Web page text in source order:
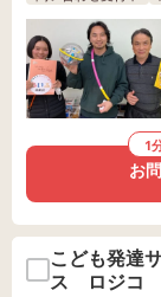
1
お
こども発達
ス ロジコ